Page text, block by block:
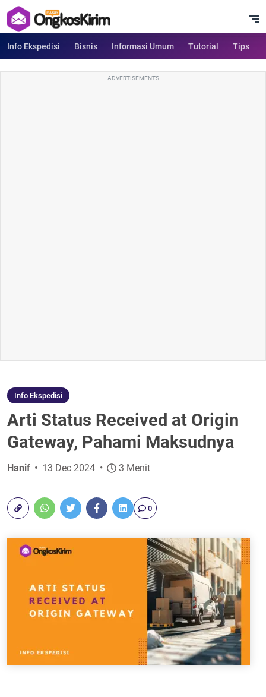
Info Ekspedisi Bisnis Informasi Umum Tutorial Tips
ADVERTISEMENTS
Info Ekspedisi
Arti Status Received at Origin
Gateway, Pahami Maksudnya
Hanif 13 Dec 2024 3 Menit
0